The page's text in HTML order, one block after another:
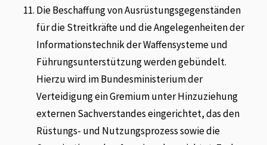
Die Beschaffung von Ausrüstungsgegenständen
für die Streitkräfte und die Angelegenheiten der
Informationstechnik der Waffensysteme und
Führungsunterstützung werden gebündelt.
Hierzu wird im Bundesministerium der
Verteidigung ein Gremium unter Hinzuziehung
externen Sachverstandes eingerichtet, das den
Rüstungs- und Nutzungsprozess sowie die